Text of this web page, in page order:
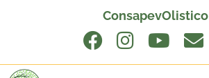
ConsapevOlistico